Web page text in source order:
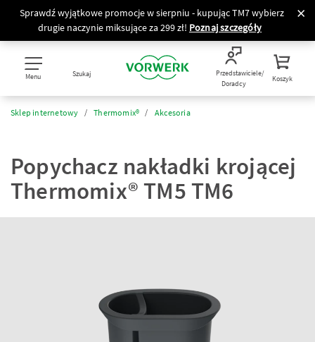
Sprawdź wyjątkowe promocje w sierpniu - kupując TM7 wybierz
drugie naczynie miksujące za 299 zł! Poznaj szczegóły
Menu Szukaj
Przedstawiciele/
Doradcy
Koszyk
Sklep internetowy Thermomix® Akcesoria
Popychacz nakładki krojącej
Thermomix® TM5 TM6